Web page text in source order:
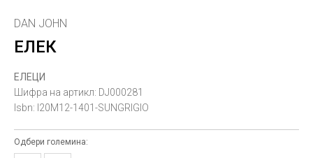
DAN JOHN
ЕЛЕК
ЕЛЕЦИ
Шифра на артикл: DJ000281
Isbn: I20M12-1401-SUNGRIGIO
Одбери големина: